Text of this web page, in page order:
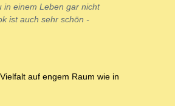
in einem Leben gar nicht
ist auch sehr schön -
auf engem Raum wie in